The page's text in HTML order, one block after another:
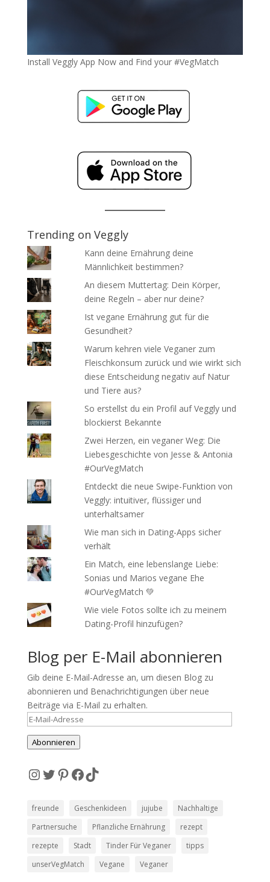
Install Veggly App Now and Find your #VegMatch
Trending on Veggly
Kann deine Ernährung deine
Männlichkeit bestimmen?
An diesem Muttertag: Dein Körper,
deine Regeln – aber nur deine?
Ist vegane Ernährung gut für die
Gesundheit?
Warum kehren viele Veganer zum
Fleischkonsum zurück und wie wirkt sich
diese Entscheidung negativ auf Natur
und Tiere aus?
So erstellst du ein Profil auf Veggly und
blockierst Bekannte
Zwei Herzen, ein veganer Weg: Die
Liebesgeschichte von Jesse & Antonia
#OurVegMatch
Entdeckt die neue Swipe-Funktion von
Veggly: intuitiver, flüssiger und
unterhaltsamer
Wie man sich in Dating-Apps sicher
verhält
Ein Match, eine lebenslange Liebe:
Sonias und Marios vegane Ehe
#OurVegMatch 💚
Wie viele Fotos sollte ich zu meinem
Dating-Profil hinzufügen?
Blog per E-Mail abonnieren
Gib deine E-Mail-Adresse an, um diesen Blog zu
abonnieren und Benachrichtigungen über neue
Beiträge via E-Mail zu erhalten.
E-
Mail-
Adresse
Abonnieren
Instagram
Twitter
Pinterest
Facebook
TikTok
freunde Geschenkideen jujube
Nachhaltige
Partnersuche
Pflanzliche Ernährung
rezept
rezepte
Stadt Tinder Für Veganer
tipps
unserVegMatch
Vegane Veganer